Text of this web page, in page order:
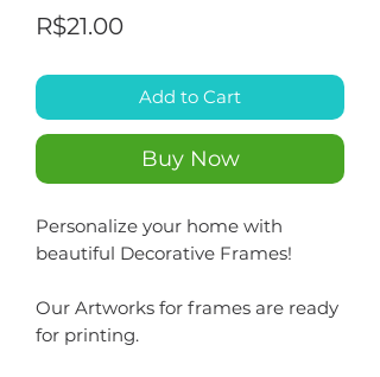
R$21.00Price
Add to Cart
Buy Now
Personalize your home with
beautiful Decorative Frames!
Our Artworks for frames are ready
for printing.